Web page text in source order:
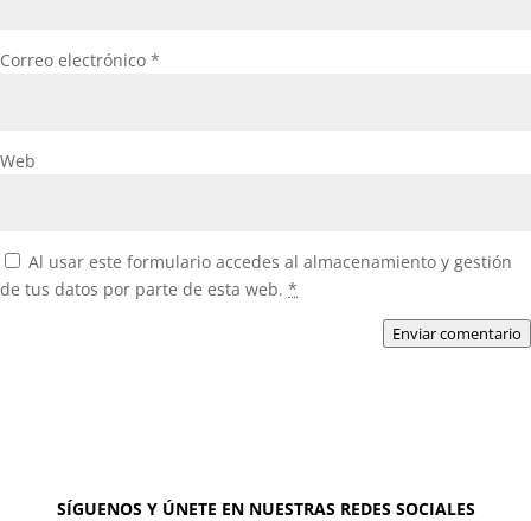
Correo electrónico *
Web
Al usar este formulario accedes al almacenamiento y gestión
de tus datos por parte de esta web. *
Enviar comentario
SÍGUENOS Y ÚNETE EN NUESTRAS REDES SOCIALES